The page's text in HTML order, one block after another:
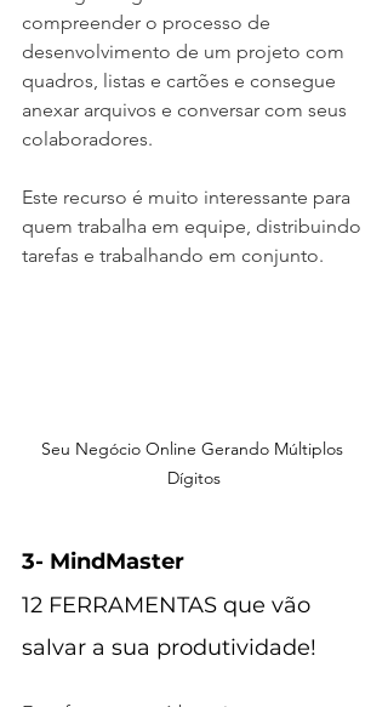
compreender o processo de
desenvolvimento de um projeto com
quadros, listas e cartões e consegue
anexar arquivos e conversar com seus
colaboradores.
Este recurso é muito interessante para
quem trabalha em equipe, distribuindo
tarefas e trabalhando em conjunto.
Seu Negócio Online Gerando Múltiplos
Dígitos
3- MindMaster
12 FERRAMENTAS que vão
salvar a sua produtividade!